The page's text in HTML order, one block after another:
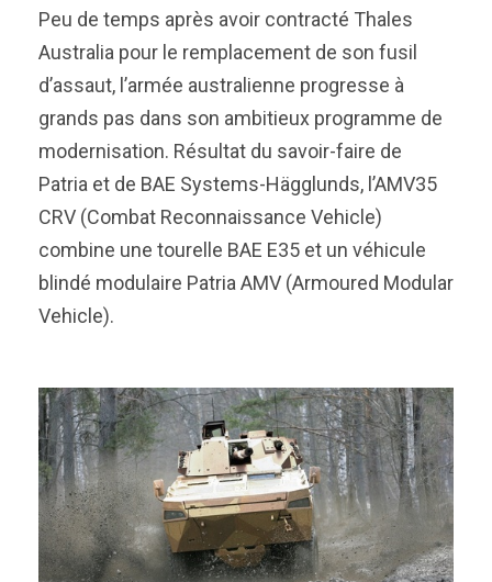
Peu de temps après avoir contracté Thales
Australia pour le remplacement de son fusil
d’assaut, l’armée australienne progresse à
grands pas dans son ambitieux programme de
modernisation. Résultat du savoir-faire de
Patria et de BAE Systems-Hägglunds, l’AMV35
CRV (Combat Reconnaissance Vehicle)
combine une tourelle BAE E35 et un véhicule
blindé modulaire Patria AMV (Armoured Modular
Vehicle).